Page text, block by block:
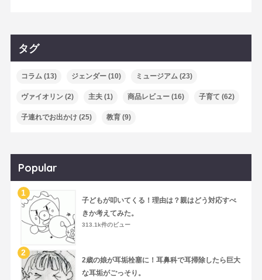
タグ
コラム (13) ジェンダー(10) ミュージアム (23)
ヴァイオリン(2) 主夫(1) 商品レビュー(16) 子育て (62)
子連れでお出かけ(25) 教育(9)
Popular
子どもが叩いてくる！理由は？親はどう対応すべ
きか考えてみた。
313.1k件のビュー
2歳の娘が耳垢栓塞に！耳鼻科で耳掃除したら巨大
な耳垢がごっそり。